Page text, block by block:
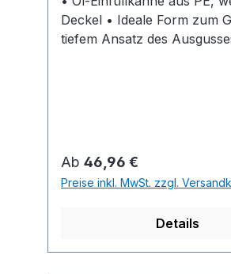
Deckel • Ideale Form zum Gießen mit
tiefem Ansatz des Ausgusses •
Regulärer Preis:
Ab 46,96 €
Preise inkl. MwSt. zzgl.
Details